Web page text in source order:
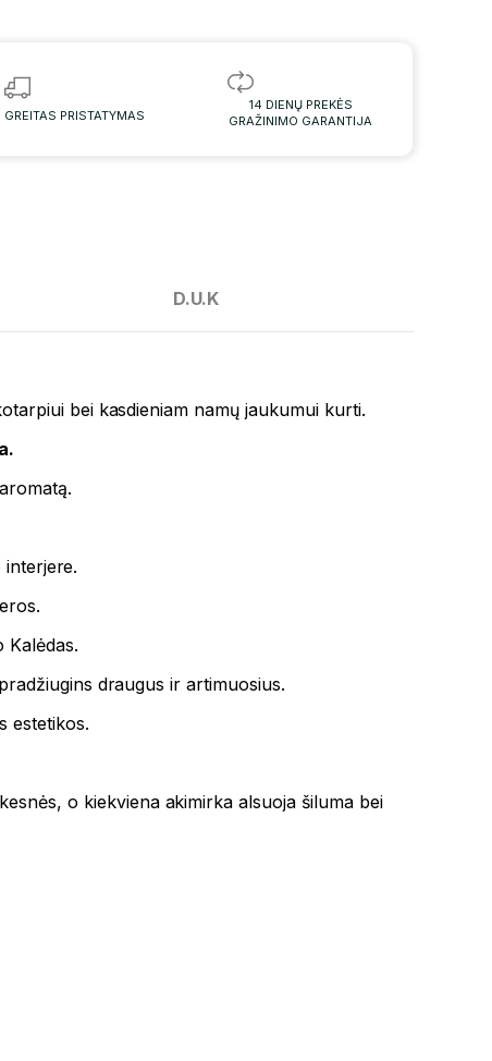
GREITAS PRISTATYMAS
14 DIENŲ PREKĖS
GRAŽINIMO GARANTIJA
D.U.K
bei kasdieniam namų jaukumui kurti.
Kalėdas.
draugus ir artimuosius.
estetikos.
o kiekviena akimirka alsuoja šiluma bei